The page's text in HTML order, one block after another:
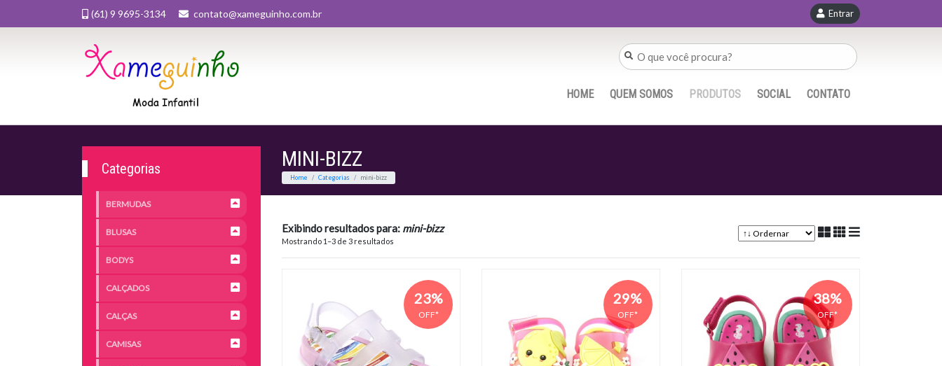
(61) 9 9695-3134 contato@xameguinho.com.br Entrar
HOME QUEM SOMOS PRODUTOS SOCIAL CONTATO
Categorias
BERMUDAS
BLUSAS
BODYS
CALÇADOS
CALÇAS
CAMISAS
MINI-BIZZ
Home Categorias
Exibindo resultados para: mini-bizz
Mostrando 1–3 de 3 resultados
23%
OFF*
29%
OFF*
38%
OFF*